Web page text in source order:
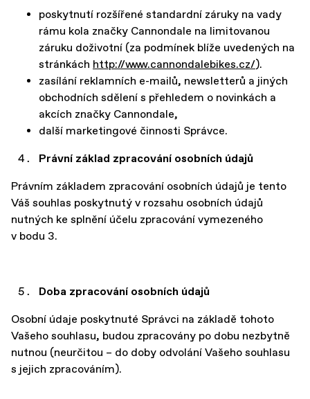
poskytnutí rozšířené standardní záruky na vady
rámu kola značky Cannondale na limitovanou
záruku doživotní (za podmínek blíže uvedených na
stránkách http://www.cannondalebikes.cz/).
zasílání reklamních e-mailů, newsletterů a jiných
obchodních sdělení s přehledem o novinkách a
akcích značky Cannondale,
další marketingové činnosti Správce.
Právní základ zpracování osobních údajů
Právním základem zpracování osobních údajů je tento
Váš souhlas poskytnutý v rozsahu osobních údajů
nutných ke splnění účelu zpracování vymezeného
v bodu 3.
Doba zpracování osobních údajů
Osobní údaje poskytnuté Správci na základě tohoto
Vašeho souhlasu, budou zpracovány po dobu nezbytně
nutnou (neurčitou – do doby odvolání Vašeho souhlasu
s jejich zpracováním).